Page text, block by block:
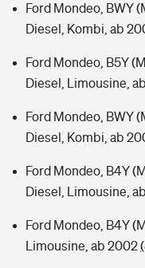
Ford Mondeo, BWY
Diesel, Kombi, ab
Ford Mondeo, B5Y
Diesel, Limousine,
Ford Mondeo, BWY
Diesel, Kombi, ab
Ford Mondeo, B4Y
Diesel, Limousine,
Ford Mondeo, B4Y
Limousine, ab 2002